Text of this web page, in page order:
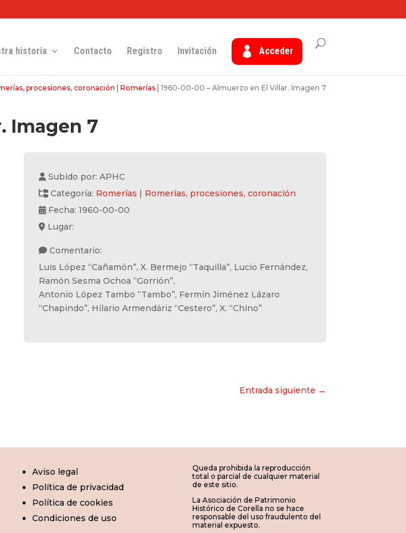
historia Contacto Registro Invitación Acceder
procesiones, coronación Romerías| 1960-00-00 – Almuerzo en El Villar. Imagen 7
Imagen 7
Subido por: APHC
Categoría: Romerías | Romerías, procesiones, coronación
Fecha: 1960-00-00
Lugar:
Comentario:
Luis López “Cañamón”, X. Bermejo “Taquilla”, Lucio Fernández,
Ramón Sesma Ochoa “Gorrión”,
Antonio López Tambo “Tambo”, Fermín Jiménez Lázaro
“Chapindo”, Hilario Armendáriz “Cestero”, X. “Chino”
Entrada siguiente →
Aviso legal
Política de privacidad
Política de cookies
Condiciones de uso
Queda prohibida la reproducción
total o parcial de cualquier material
de este sitio.
La Asociación de Patrimonio
Histórico de Corella no se hace
responsable del uso fraudulento del
material expuesto.